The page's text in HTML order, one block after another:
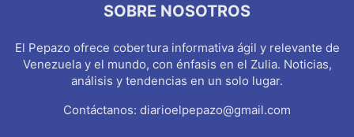
SOBRE NOSOTROS
El Pepazo ofrece cobertura informativa ágil y relevante de
Venezuela y el mundo, con énfasis en el Zulia. Noticias,
análisis y tendencias en un solo lugar.
Contáctanos: diarioelpepazo@gmail.com